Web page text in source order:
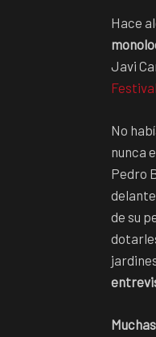
Hace
Javi
No
nunca
Pedro
de su